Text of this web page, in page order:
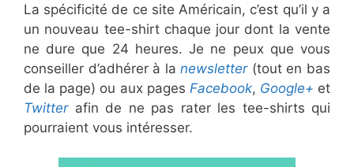
La spécificité de ce site Américain, c’est qu’il y a
un nouveau tee-shirt chaque jour dont la vente
ne dure que 24 heures. Je ne peux que vous
conseiller d’adhérer à lanewsletter(tout en bas
de la page) ou aux pages Facebook, Google+ et
Twitterafin de ne pas rater les tee-shirts qui
pourraient vous intéresser.